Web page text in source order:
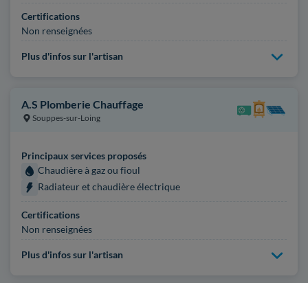
Certifications
Non renseignées
Plus d'infos sur l'artisan
A.S Plomberie Chauffage
Souppes-sur-Loing
Principaux services proposés
Chaudière à gaz ou fioul
Radiateur et chaudière électrique
Certifications
Non renseignées
Plus d'infos sur l'artisan